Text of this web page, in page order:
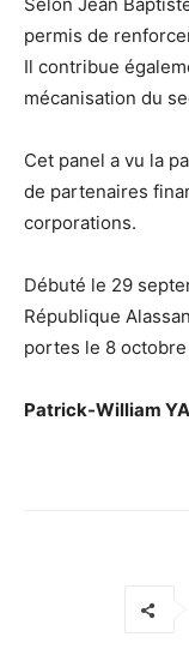
Selon Jean
permis de
Il contribue
mécanisation du
Cet panel a vu la
de partenaires
corporations.
Débuté le 29
République
portes le 8
Patrick-William